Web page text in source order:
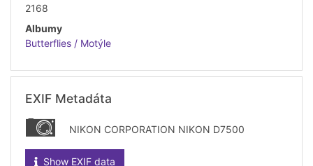
2168
Albumy
Butterflies / Motýle
EXIF Metadáta
NIKON CORPORATION NIKON D7500
Show EXIF data